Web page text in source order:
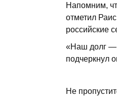
Напомним,
отметил
российские
«Наш долг —
подчеркнул
Не